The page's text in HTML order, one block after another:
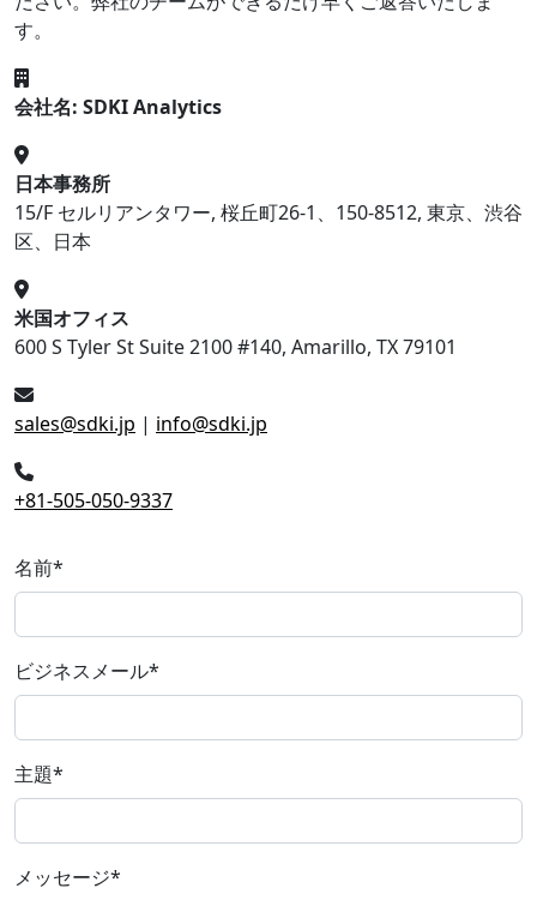
す。
会社名: SDKI Analytics
日本事務所
15/F セルリアンタワー, 桜丘町26-1、150-8512, 東京、渋谷
区、日本
米国オフィス
600 S Tyler St Suite 2100 #140, Amarillo, TX 79101
sales@sdki.jp | info@sdki.jp
+81-505-050-9337
名前*
ビジネスメール*
主題*
メッセージ*